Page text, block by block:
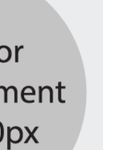
পাটের বাজার,
ব্যবসা প্রতিষ্ঠান
ব্যবসায়ীর সংবাদ